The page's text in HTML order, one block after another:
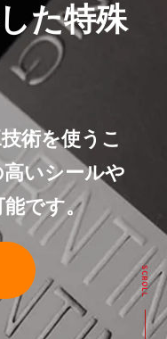
た特殊
術を使うこ
いシールや
です。